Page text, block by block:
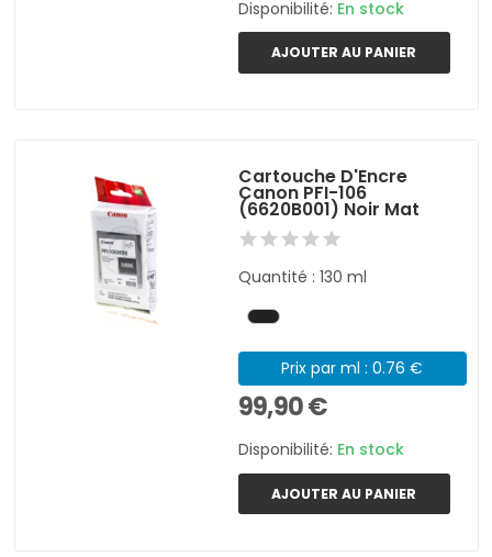
Disponibilité: En stock
AJOUTER AU PANIER
Cartouche D'Encre
Canon PFI-106
(6620B001) Noir Mat
Quantité : 130 ml
Prix par ml : 0.76 €
99,90 €
Disponibilité: En stock
AJOUTER AU PANIER